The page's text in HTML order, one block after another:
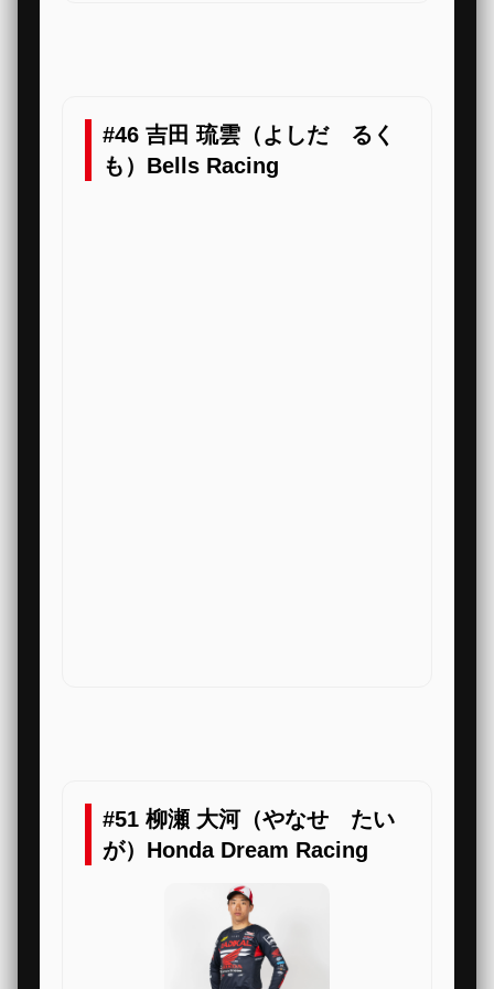
#46 吉田 琉雲（よしだ るく
も）Bells Racing
#51 柳瀬 大河（やなせ たい
が）Honda Dream Racing